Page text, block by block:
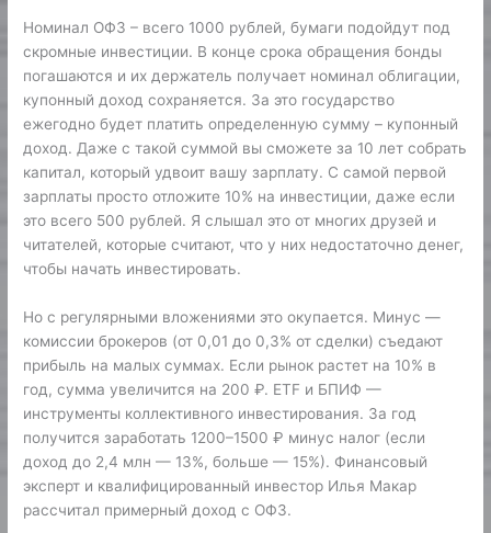
Номинал ОФЗ – всего 1000 рублей, бумаги подойдут под
скромные инвестиции. В конце срока обращения бонды
погашаются и их держатель получает номинал облигации,
купонный доход сохраняется. За это государство
ежегодно будет платить определенную сумму – купонный
доход. Даже с такой суммой вы сможете за 10 лет собрать
капитал, который удвоит вашу зарплату. С самой первой
зарплаты просто отложите 10% на инвестиции, даже если
это всего 500 рублей. Я слышал это от многих друзей и
читателей, которые считают, что у них недостаточно денег,
чтобы начать инвестировать.
Но с регулярными вложениями это окупается. Минус —
комиссии брокеров (от 0,01 до 0,3% от сделки) съедают
прибыль на малых суммах. Если рынок растет на 10% в
год, сумма увеличится на 200 ₽. ETF и БПИФ —
инструменты коллективного инвестирования. За год
получится заработать 1200–1500 ₽ минус налог (если
доход до 2,4 млн — 13%, больше — 15%). Финансовый
эксперт и квалифицированный инвестор Илья Макар
рассчитал примерный доход с ОФЗ.